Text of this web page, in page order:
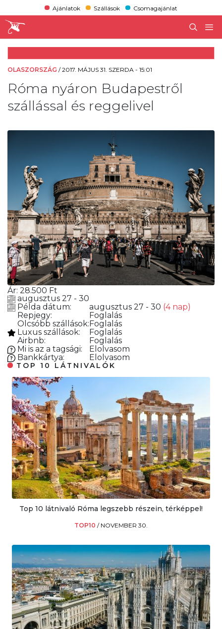
Ajánlatok Szállások Csomagajánlat
OLASZORSZÁG /2017. MÁJUS 31. SZERDA - 15:01
Róma nyáron Budapestről
szállással és reggelivel
Ár: 28.500 Ft
augusztus 27 - 30
Példa dátum:
augusztus 27 - 30 (4 nap)
Repjegy:
Foglalás
Olcsóbb szállások:Foglalás
Luxus szállások:
Foglalás
Airbnb:
Foglalás
Mi is az a tagsági:
Elolvasom
Bankkártya:
Elolvasom
TOP 10 LÁTNIVALÓK
Top 10 látnivaló Róma legszebb részein, térképpel!
TOP10 / NOVEMBER 30.